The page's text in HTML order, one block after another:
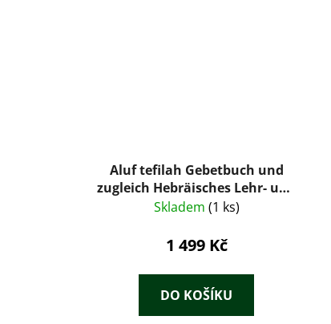
Aluf tefilah Gebetbuch und
zugleich Hebräisches Lehr- und
Lesebuch
Skladem (1 ks)
1 499 Kč
DO KOŠÍKU